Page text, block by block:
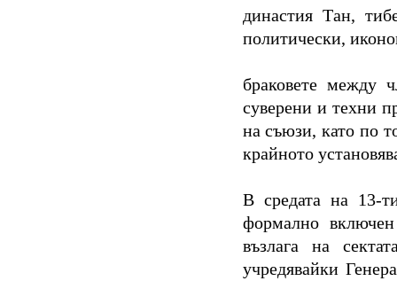
династия Тан,
политически,
браковете между
суверени и техни
на съюзи, като по
крайното
В средата на 13-
формално
възлага на
учредявайки